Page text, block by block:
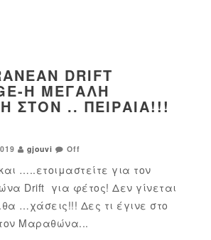
DRIFT
Η ΜΕΓΆΛΗ
ΣΤΟΝ .. ΠΕΙΡΑΙΆ!!!
gjouvi Off
…..ετοιμαστείτε για τον
Drift για φέτος! Δεν γίνεται
…χάσεις!!! Δες τι έγινε στο
Μαραθώνα...